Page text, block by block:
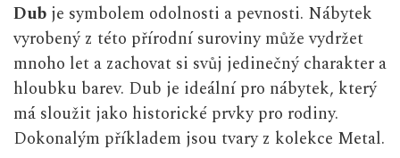
Dub je symbolem odolnosti a pevnosti. Nábytek
vyrobený z této přírodní suroviny může vydržet
mnoho let a zachovat si svůj jedinečný charakter a
hloubku barev. Dub je ideální pro nábytek, který
má sloužit jako historické prvky pro rodiny.
Dokonalým příkladem jsou tvary z kolekce Metal.